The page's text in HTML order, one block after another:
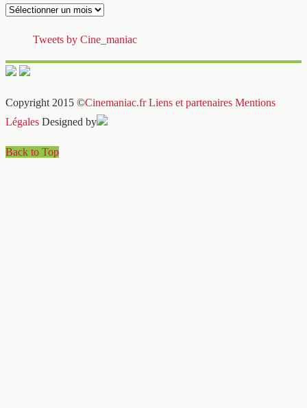
Archives
Tweets by Cine_maniac
Copyright 2015 ©Cinemaniac.fr Liens et partenaires Mentions
Légales Designed by
Back to Top